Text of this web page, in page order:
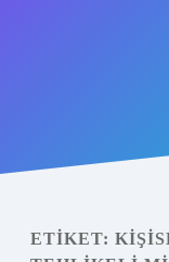
Yasal Uyarı
ETIKET: